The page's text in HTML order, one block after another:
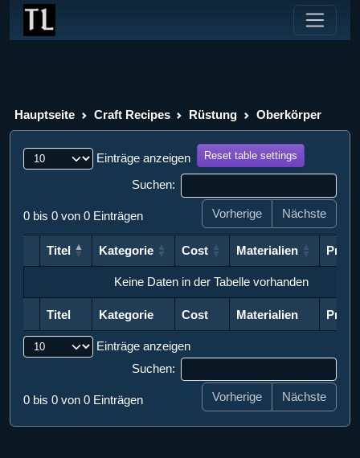
Hauptseite Craft Recipes Rüstung Oberkörper
Einträge anzeigen Reset table settings
Suchen:
0 bis 0 von 0 Einträgen Vorherige Nächste
Titel Kategorie Cost Materialien
Kategorie Cost Materialien
Titel Kategorie Cost Materialien
Keine Daten in der Tabelle vorhanden
Titel Kategorie Cost Materialien
Einträge anzeigen
Suchen:
0 bis 0 von 0 Einträgen Vorherige Nächste